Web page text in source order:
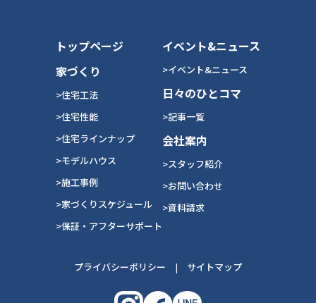
トップページ
家づくり
>住宅工法
>住宅性能
>住宅ラインナップ
>モデルハウス
>施工事例
>家づくりスケジュール
>保証・アフターサポート
イベント&ニュース
>イベント&ニュース
日々のひとコマ
>記事一覧
会社案内
>スタッフ紹介
>お問い合わせ
>資料請求
プライバシーポリシー | サイトマップ